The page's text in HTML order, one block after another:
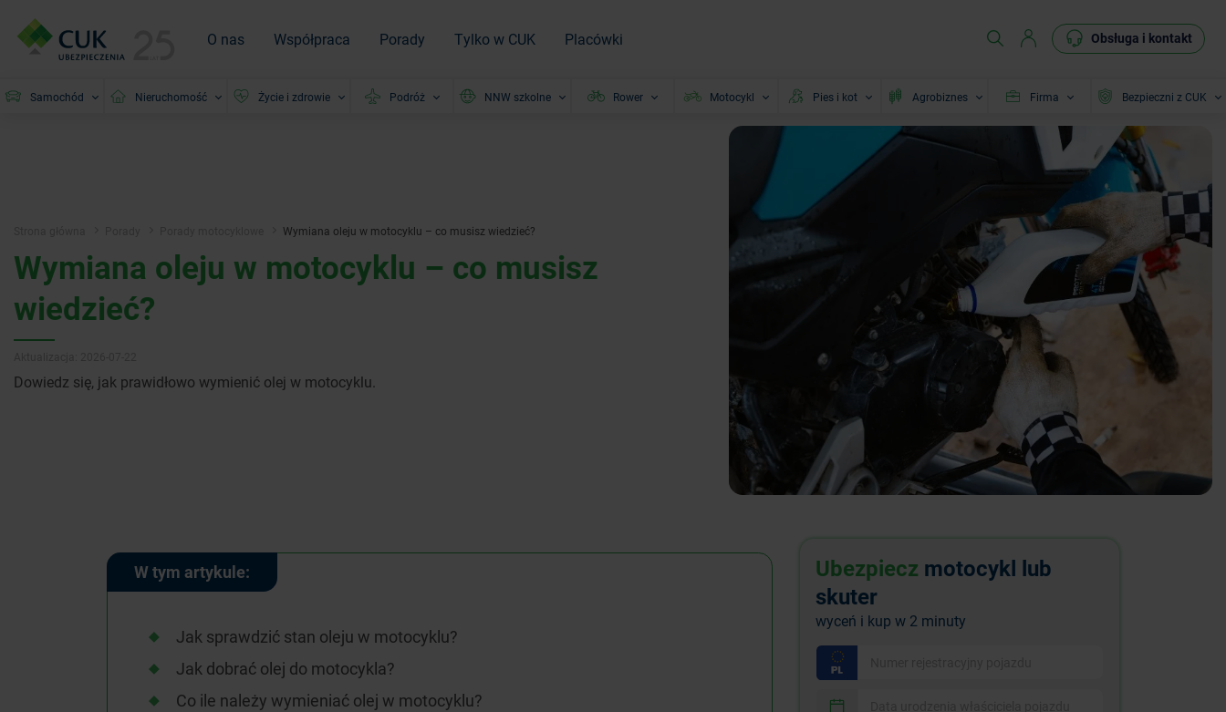
O nas Współpraca Porady Tylko w CUK Placówki Obsługa i kontakt
Samochód Nieruchomość Życie i zdrowie Podróż NNW szkolne Rower Motocykl Pies i kot Agrobiznes Firma Bezpieczni z CUK
Wymiana oleju w motocyklu – co musisz wiedzieć?
Wymiana oleju w motocyklu – co musisz
wiedzieć?
Dowiedz się, jak prawidłowo wymienić olej w motocyklu.
W tym artykule:
Jak sprawdzić stan oleju w motocyklu?
Jak dobrać olej do motocykla?
Co ile należy wymieniać olej w motocyklu?
Ubezpiecz motocykl lub
skuter
wyceń i kup w 2 minuty